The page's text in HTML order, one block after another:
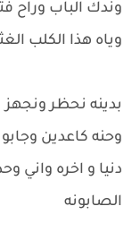
وندك الباب وراح
وياه هذا الكلب
بدينه نحظر ونجهز
وحنه كاعدين
دنيا و اخره واني
الصابونه